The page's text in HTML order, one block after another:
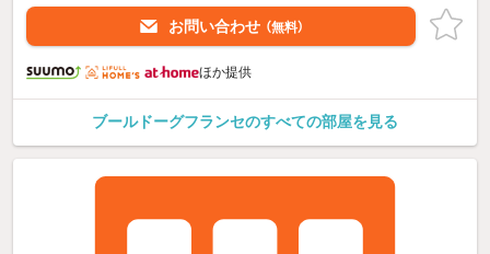
お問い合わせ （無料）
ほか提供
ブールドーグフランセのすべての部屋を見る